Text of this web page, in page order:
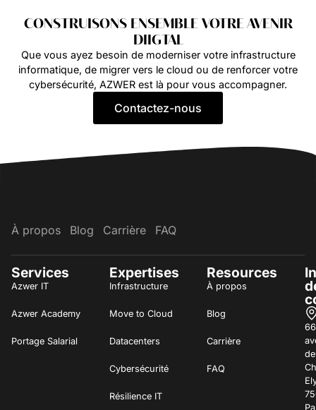
CONSTRUISONS ENSEMBLE VOTRE AVENIR
DIIGTAL
Que vous ayez besoin de moderniser votre infrastructure
informatique, de migrer vers le cloud ou de renforcer votre
cybersécurité, AZWER est là pour vous accompagner.
Contactez-nous
À propos Blog Carrière FAQ
Services
Azwer IT
Azwer Academy
Portage Salarial
Expertises
Infrastructure
Move to Cloud
Datacenters
Cybersécurité
Résilience IT
Resources
À propos
Blog
Carrière
FAQ
66